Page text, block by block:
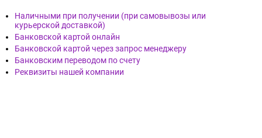
Наличными при получении (при самовывозы или
курьерской доставкой)
Банковской картой онлайн
Банковской картой через запрос менеджеру
Банковским переводом по счету
Реквизиты нашей компании